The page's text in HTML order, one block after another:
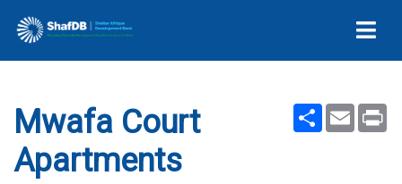
Mwafa Court Apartments
ShareEmail
Mwafa Court
Apartments